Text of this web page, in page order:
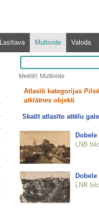
Lasītava Multivide Valoda
Meklēt: Multivide
Atlasīti kategorijas
atklātnesobjekti
Skatīt atlasīto attēlu
Dobele
LNB
Dobele
LNB